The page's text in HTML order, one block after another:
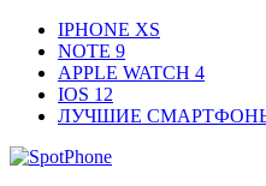
IPHONE XS
NOTE 9
APPLE WATCH 4
IOS 12
ЛУЧШИЕ